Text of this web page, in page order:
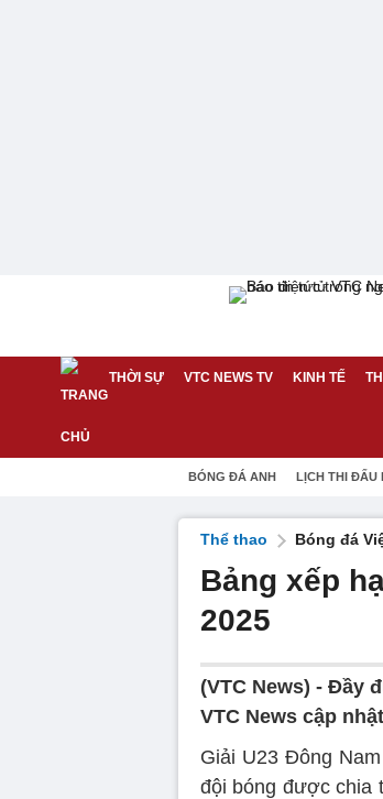
THỜI SỰ VTC NEWS TV KINH TẾ
BÓNG ĐÁ ANH LỊCH THI ĐẤU
Thể thao Bóng đá
Bảng xếp
2025
(VTC News) - Đầy
VTC News cập
Giải U23 Đông
đội bóng được chia